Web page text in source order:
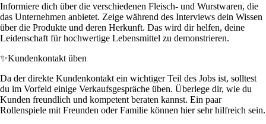
Informiere dich über die verschiedenen Fleisch- und Wurstwaren, die
das Unternehmen anbietet. Zeige während des Interviews dein Wissen
über die Produkte und deren Herkunft. Das wird dir helfen, deine
Leidenschaft für hochwertige Lebensmittel zu demonstrieren.
✨Kundenkontakt üben
Da der direkte Kundenkontakt ein wichtiger Teil des Jobs ist, solltest
du im Vorfeld einige Verkaufsgespräche üben. Überlege dir, wie du
Kunden freundlich und kompetent beraten kannst. Ein paar
Rollenspiele mit Freunden oder Familie können hier sehr hilfreich sein.